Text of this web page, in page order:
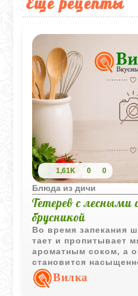
1,61K 0 0
Блюда из дичи
Тетерев с лесными
брусникой
Во время запекания
тает и пропитывает
ароматным соком, а
становится
сладковатой. Кислая
добавляет тот самый
Вилка